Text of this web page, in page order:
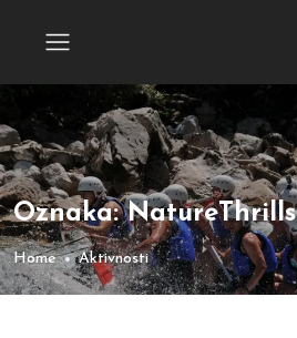
Oznaka:NatureThrills
Home Aktivnosti